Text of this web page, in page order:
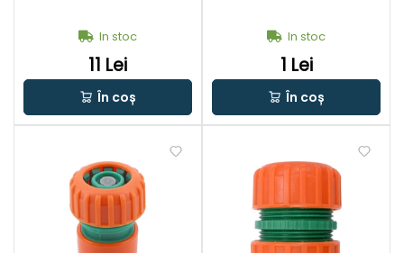
In stoc
11 Lei
În coș
In stoc
1 Lei
În coș